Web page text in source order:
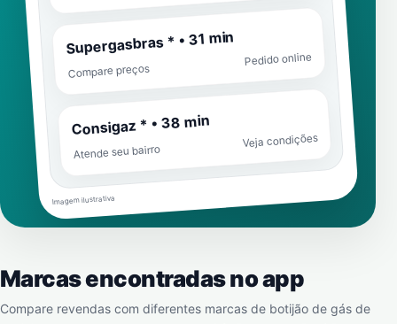
Supergasbras * • 31 min
Compare preços
Pedido online
Consigaz * • 38 min
Atende seu bairro
Veja condições
Imagem ilustrativa
Marcas encontradas no app
Compare revendas com diferentes marcas de botijão de gás de